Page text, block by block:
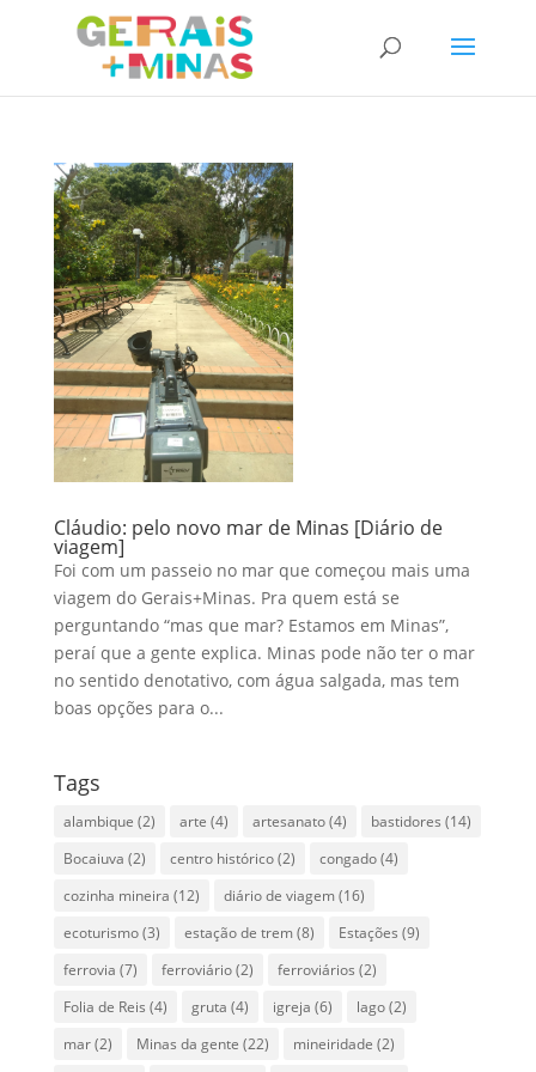
Cláudio: pelo novo mar de Minas [Diário de
viagem]
Foi com um passeio no mar que começou mais uma
viagem do Gerais+Minas. Pra quem está se
perguntando “mas que mar? Estamos em Minas”,
peraí que a gente explica. Minas pode não ter o mar
no sentido denotativo, com água salgada, mas tem
boas opções para o...
Tags
alambique (2) arte (4) artesanato(4) bastidores (14)
Bocaiuva (2) centro histórico(2) congado(4)
cozinha mineira (12) diário de viagem(16)
ecoturismo(3) estação de trem(8) Estações (9)
ferrovia (7) ferroviário(2) ferroviários (2)
Folia de Reis (4) gruta (4) igreja (6) lago(2)
mar(2) Minas da gente (22) mineiridade (2)